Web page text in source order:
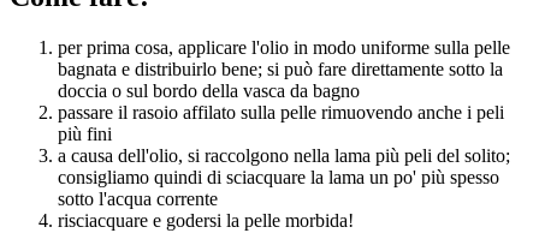
per prima cosa, applicare l'olio in modo uniforme sulla pelle
bagnata e distribuirlo bene; si può fare direttamente sotto la
doccia o sul bordo della vasca da bagno
passare il rasoio affilato sulla pelle rimuovendo anche i peli
più fini
a causa dell'olio, si raccolgono nella lama più peli del solito;
consigliamo quindi di sciacquare la lama un po' più spesso
sotto l'acqua corrente
risciacquare e godersi la pelle morbida!